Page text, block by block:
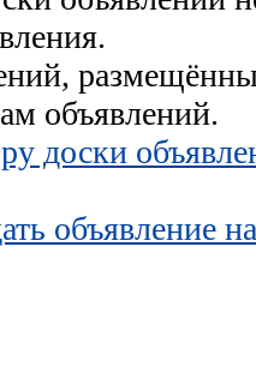
объявлений.
доски
объявление